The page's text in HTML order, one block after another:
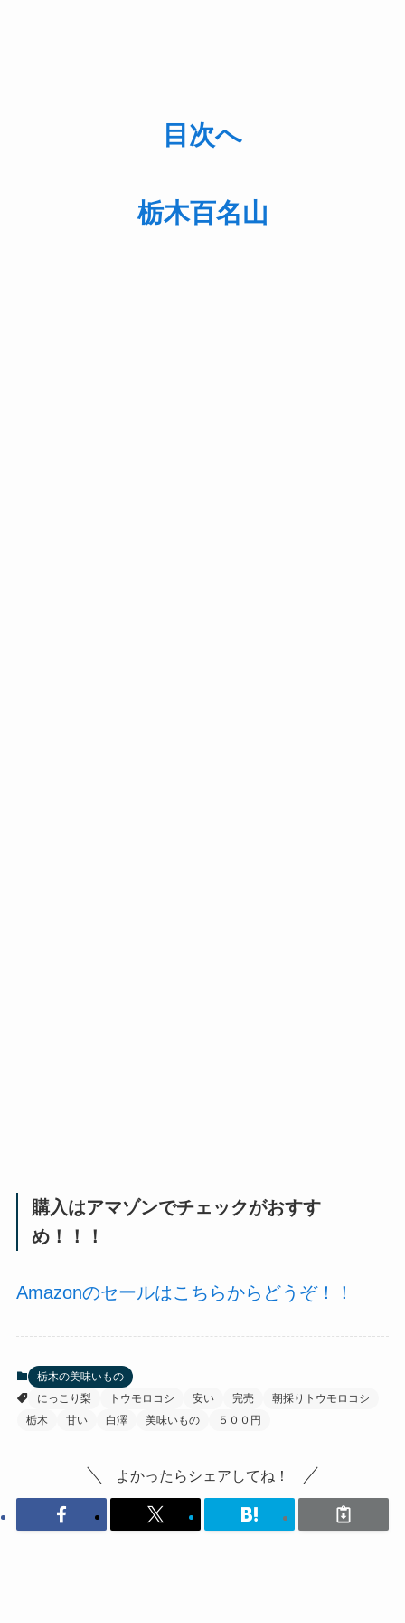
目次へ
栃木百名山
購入はアマゾンでチェックがおすす
め！！！
Amazonのセールはこちらからどうぞ！！
栃木の美味いもの
にっこり梨
トウモロコシ 安い 完売
朝採りトウモロコシ
栃木
甘い 白澤 美味いもの ５００円
よかったらシェアしてね！